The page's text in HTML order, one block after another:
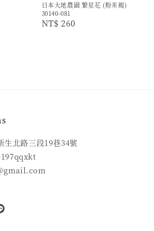
日本大地農園 繁星花 (粉米褐)
30140-081
Regular
NT$ 260
生北路三段19巷34號